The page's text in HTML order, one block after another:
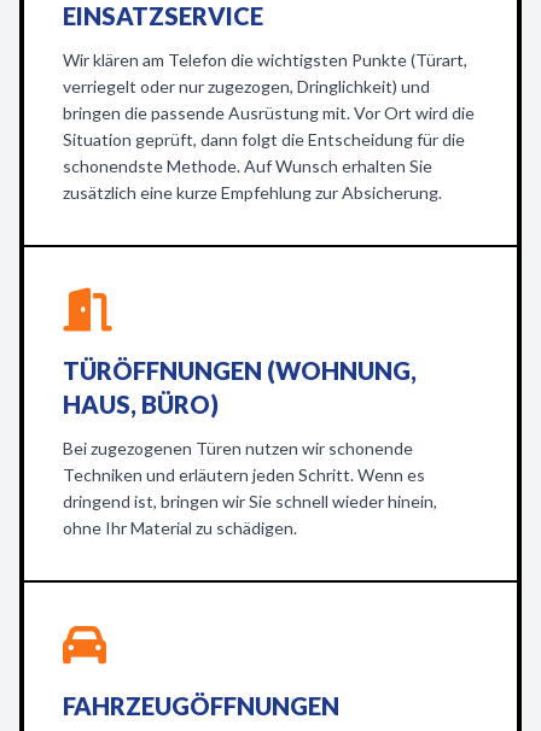
EINSATZSERVICE
Wir klären am Telefon die wichtigsten Punkte (Türart,
verriegelt oder nur zugezogen, Dringlichkeit) und
bringen die passende Ausrüstung mit. Vor Ort wird die
Situation geprüft, dann folgt die Entscheidung für die
schonendste Methode. Auf Wunsch erhalten Sie
zusätzlich eine kurze Empfehlung zur Absicherung.
TÜRÖFFNUNGEN (WOHNUNG,
HAUS, BÜRO)
Bei zugezogenen Türen nutzen wir schonende
Techniken und erläutern jeden Schritt. Wenn es
dringend ist, bringen wir Sie schnell wieder hinein,
ohne Ihr Material zu schädigen.
FAHRZEUGÖFFNUNGEN